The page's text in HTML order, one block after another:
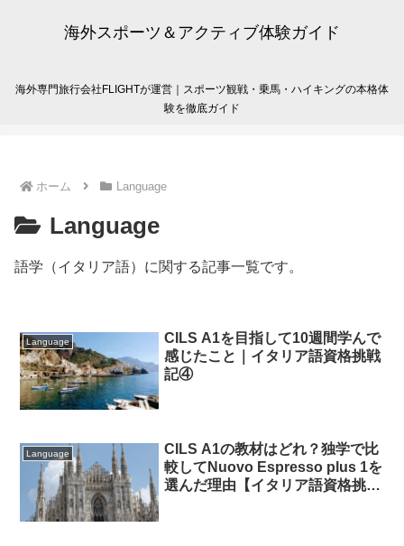
海外スポーツ＆アクティブ体験ガイド
海外専門旅行会社FLIGHTが運営｜スポーツ観戦・乗馬・ハイキングの本格体
験を徹底ガイド
ホーム Language
Language
語学（イタリア語）に関する記事一覧です。
Language
CILS A1を目指して10週間学んで
感じたこと｜イタリア語資格挑戦
記④
Language
CILS A1の教材はどれ？独学で比
較してNuovo Espresso plus 1を
選んだ理由【イタリア語資格挑戦